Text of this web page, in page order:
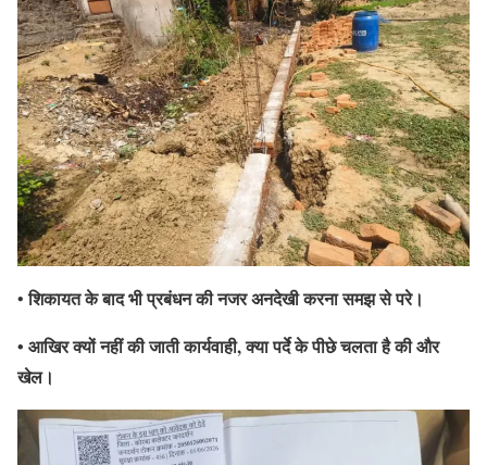
•शिकायत के बाद भी प्रबंधन की नजर अनदेखी करना समझ से परे।
• आखिर क्यों नहीं की जाती कार्यवाही, क्या पर्दे के पीछे चलता है की और
खेल।